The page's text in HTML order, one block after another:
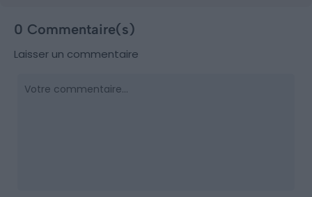
0 Commentaire(s)
Laisser un commentaire